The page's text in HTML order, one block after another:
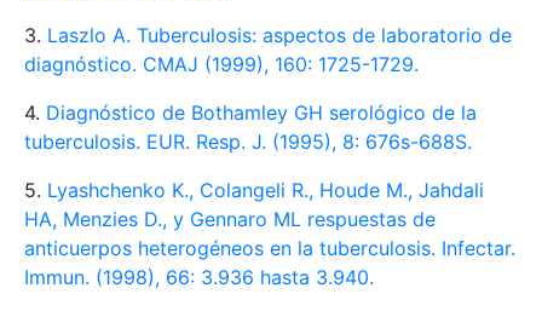
3. Laszlo A. Tuberculosis: aspectos de laboratorio de
diagnóstico. CMAJ (1999), 160: 1725-1729.
4. Diagnóstico de Bothamley GH serológico de la
tuberculosis. EUR. Resp. J. (1995), 8: 676s-688S.
5. Lyashchenko K., Colangeli R., Houde M., Jahdali
HA, Menzies D., y Gennaro ML respuestas de
anticuerpos heterogéneos en la tuberculosis. Infectar.
Immun. (1998), 66: 3.936 hasta 3.940.